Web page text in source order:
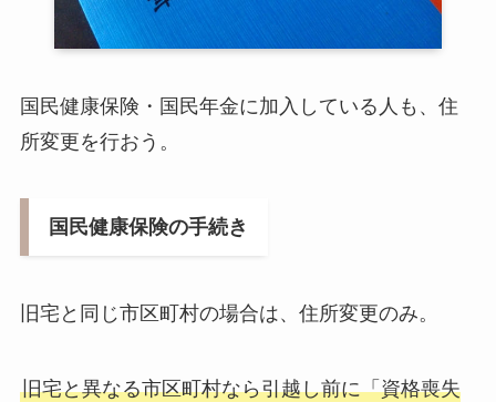
国民健康保険・国民年金に加入している人も、住
所変更を行おう。
国民健康保険の手続き
旧宅と同じ市区町村の場合は、住所変更のみ。
旧宅と異なる市区町村なら引越し前に「資格喪失